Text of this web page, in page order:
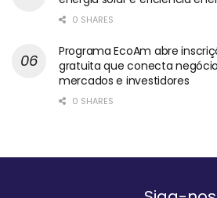
0 SHARES
Programa EcoAm abre
gratuita que conecta
mercados e investidores
0 SHARES